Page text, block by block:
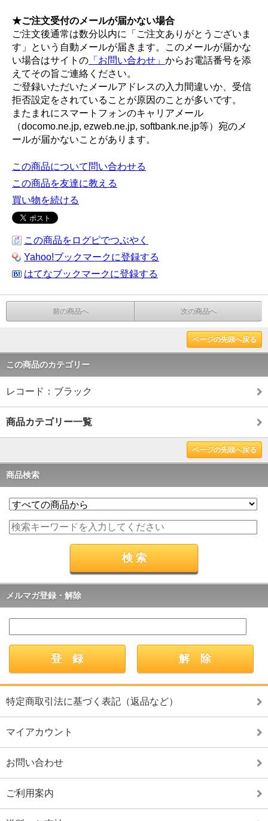
★ご注文受付のメールが届かない場合
ご注文後通常は数分以内に「ご注文ありがとうございま
す」という自動メールが届きます。このメールが届かな
い場合はサイトの 「お問い合わせ」 からお電話番号を添
えてその旨ご連絡ください。
ご登録いただいたメールアドレスの入力間違いか、受信
拒否設定をされていることが原因のことが多いです。
またまれにスマートフォンのキャリアメール
（docomo.ne.jp, ezweb.ne.jp, softbank.ne.jp等）宛のメ
ールが届かないことがあります。
この商品について問い合わせる
この商品を友達に教える
買い物を続ける
この商品をログピでつぶやく
Yahoo!ブックマークに登録する
はてなブックマークに登録する
前の商品へ 次の商品へ
ページの先頭へ戻る
この商品のカテゴリー
レコード：ブラック
商品カテゴリー一覧
ページの先頭へ戻る
商品検索
メルマガ登録・解除
特定商取引法に基づく表記（返品など）
マイアカウント
お問い合わせ
ご利用案内